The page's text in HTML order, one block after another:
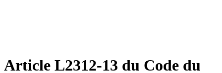
Article L2312-13 du Code du